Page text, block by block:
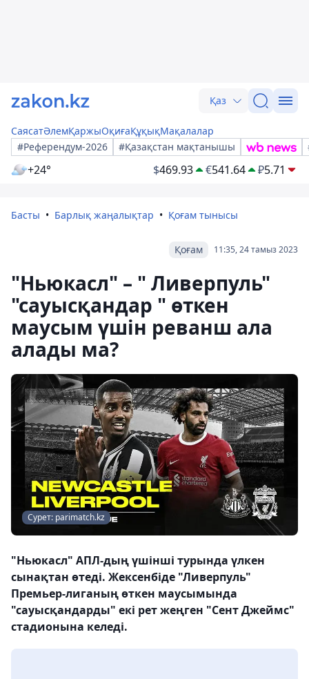
Қаз
СаясатӘлемҚаржыОқиғаҚұқықМақалалар
#Референдум-2026
#Қазақстан мақтанышы
+24° $469.93 €541.64 ₽5.71
Басты Барлық жаңалықтар Қоғам тынысы
11:35, 24 тамыз 2023
Қоғам
"Ньюкасл" – " Ливерпуль"
"сауысқандар " өткен
маусым үшін реванш ала
алады ма?
Сурет: parimatch.kz
"Ньюкасл" АПЛ-дың үшінші турында үлкен
сынақтан өтеді. Жексенбіде "Ливерпуль"
Премьер-лиганың өткен маусымында
"сауысқандарды" екі рет жеңген "Сент Джеймс"
стадионына келеді.